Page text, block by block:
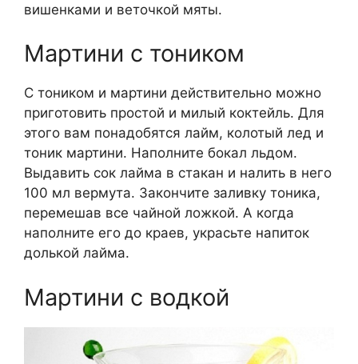
вишенками и веточкой мяты.
Мартини с тоником
С тоником и мартини действительно можно
приготовить простой и милый коктейль. Для
этого вам понадобятся лайм, колотый лед и
тоник мартини. Наполните бокал льдом.
Выдавить сок лайма в стакан и налить в него
100 мл вермута. Закончите заливку тоника,
перемешав все чайной ложкой. А когда
наполните его до краев, украсьте напиток
долькой лайма.
Мартини с водкой